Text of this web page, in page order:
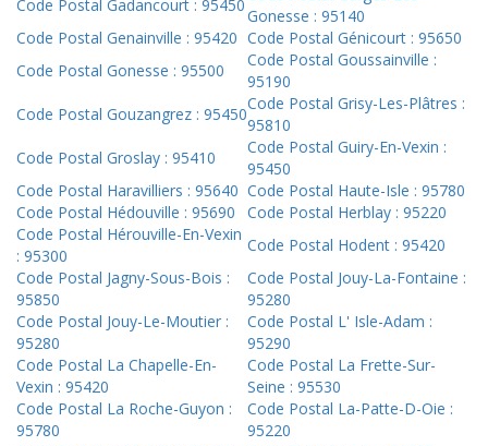
Code Postal Gadancourt : 95450
Gonesse : 95140
Code Postal Genainville : 95420 Code Postal Génicourt : 95650
Code Postal Gonesse : 95500
Code Postal Goussainville :
95190
Code Postal Gouzangrez : 95450
Code Postal Grisy-Les-Plâtres :
95810
Code Postal Groslay : 95410
Code Postal Guiry-En-Vexin :
95450
Code Postal Haravilliers : 95640 Code Postal Haute-Isle : 95780
Code Postal Hédouville : 95690
Code Postal Herblay : 95220
Code Postal Hérouville-En-Vexin
: 95300
Code Postal Hodent : 95420
Code Postal Jagny-Sous-Bois :
95850
Code Postal Jouy-La-Fontaine :
95280
Code Postal Jouy-Le-Moutier :
95280
Code Postal L' Isle-Adam :
95290
Code Postal La Chapelle-En-
Vexin : 95420
Code Postal La Frette-Sur-
Seine : 95530
Code Postal La Roche-Guyon :
95780
Code Postal La-Patte-D-Oie :
95220